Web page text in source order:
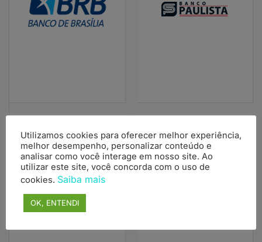
Utilizamos cookies para oferecer melhor experiência,
melhor desempenho, personalizar conteúdo e
analisar como você interage em nosso site. Ao
utilizar este site, você concorda com o uso de
cookies. Saiba mais
OK, ENTENDI